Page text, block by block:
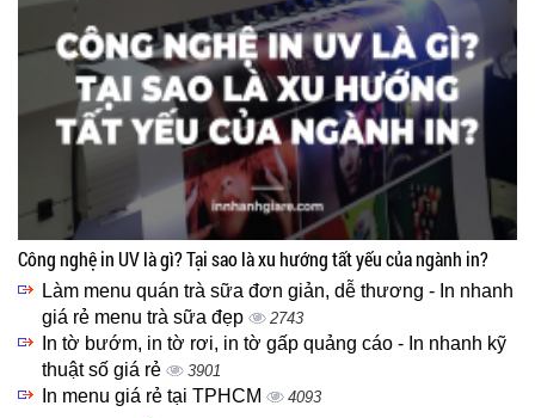
Công nghệ in UV là gì? Tại sao là xu hướng tất yếu của ngành in?
Làm menu quán trà sữa đơn giản, dễ thương - In nhanh
giá rẻ menu trà sữa đẹp
2743
In tờ bướm, in tờ rơi, in tờ gấp quảng cáo - In nhanh kỹ
thuật số giá rẻ
3901
In menu giá rẻ tại TPHCM 4093